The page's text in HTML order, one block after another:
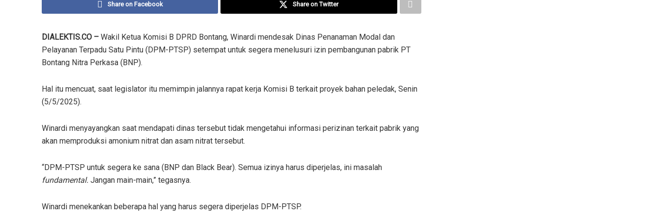
Share on Facebook Share on Twitter
DIALEKTIS.CO – Wakil Ketua Komisi B DPRD Bontang, Winardi mendesak Dinas Penanaman Modal dan
Pelayanan Terpadu Satu Pintu (DPM-PTSP) setempat untuk segera menelusuri izin pembangunan pabrik PT
Bontang Nitra Perkasa (BNP).
Hal itu mencuat, saat legislator itu memimpin jalannya rapat kerja Komisi B terkait proyek bahan peledak, Senin
(5/5/2025).
Winardi menyayangkan saat mendapati dinas tersebut tidak mengetahui informasi perizinan terkait pabrik yang
akan memproduksi amonium nitrat dan asam nitrat tersebut.
“DPM-PTSP untuk segera ke sana (BNP dan Black Bear). Semua izinya harus diperjelas, ini masalah
fundamental. Jangan main-main,” tegasnya.
Winardi menekankan beberapa hal yang harus segera diperjelas DPM-PTSP.